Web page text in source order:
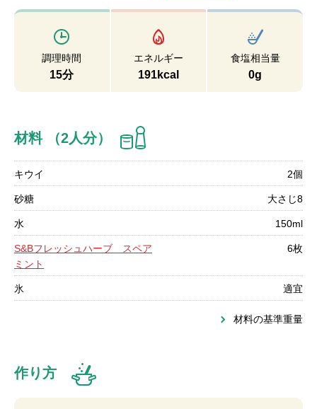
調理時間
15分
エネルギー
191kcal
食塩相当量
0g
材料 （2人分）
キウイ 2個
砂糖 大さじ8
水 150ml
S&Bフレッシュハーブ スペア
ミント
6枚
氷 適宜
材料の基準重量
作り方